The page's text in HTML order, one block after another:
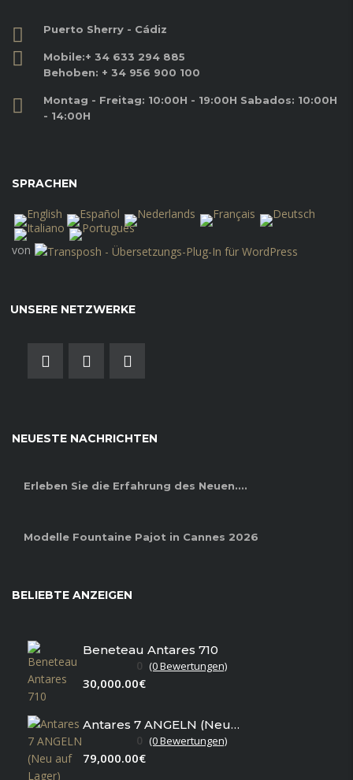
Puerto Sherry - Cádiz
Mobile:+ 34 633 294 885
Behoben: + 34 956 900 100
Montag - Freitag: 10:00H - 19:00H Sabados: 10:00H
- 14:00H
SPRACHEN
von
UNSERE NETZWERKE
NEUESTE NACHRICHTEN
Erleben Sie die Erfahrung des Neuen....
Modelle Fountaine Pajot in Cannes 2026
BELIEBTE ANZEIGEN
Beneteau Antares 710
0 (0 Bewertungen)
30,000.00€
Antares 7 ANGELN (Neu auf Lager)
0 (0 Bewertungen)
79,000.00€